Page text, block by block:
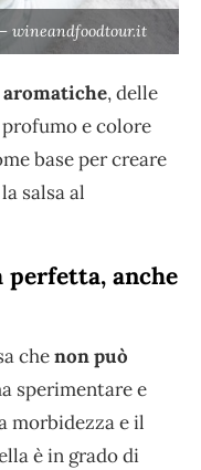
wineandfoodtour.it
aromatiche, delle
e colore
base per creare
salsa al
perfetta, anche
chenon può
sperimentare e
morbidezza e il
è in grado di